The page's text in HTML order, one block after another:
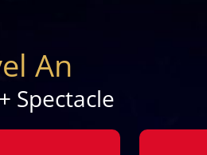
An
Spectacle